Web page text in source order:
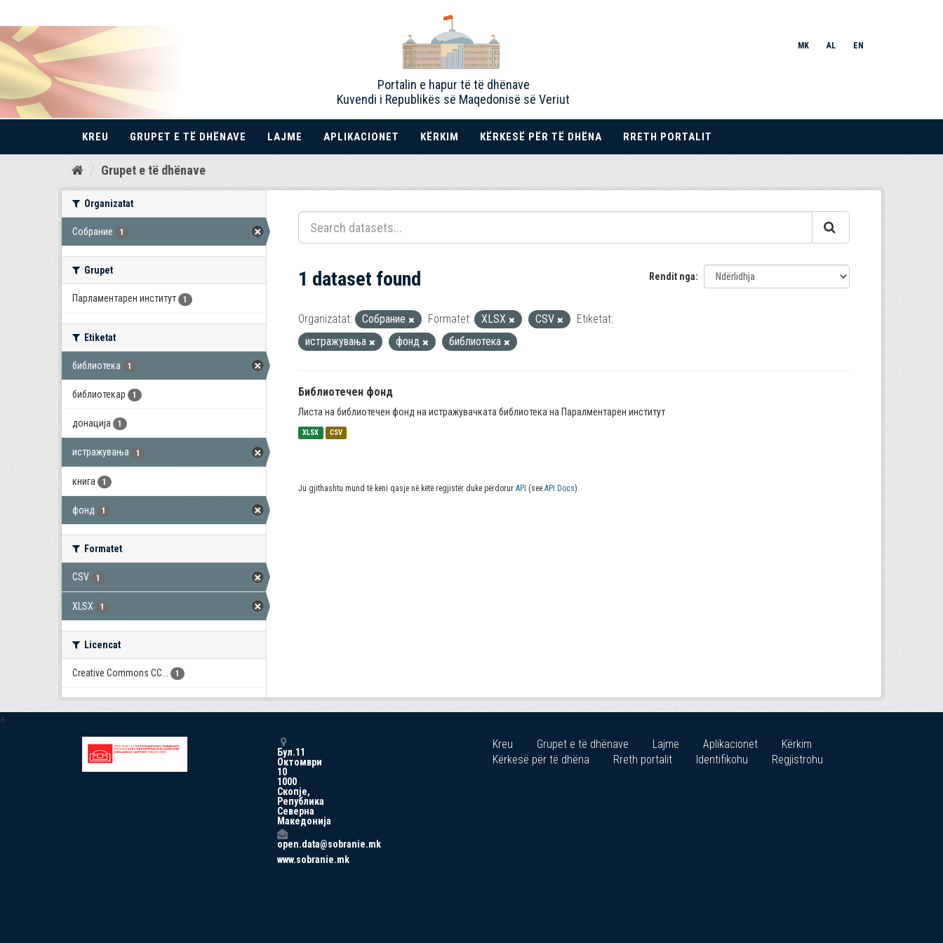
Kalo
Portalin e hapur të të dhënave
Kuvendi i Republikës së Maqedonisë së Veriut
MK AL EN
KREU GRUPET E TË DHËNAVE LAJME APLIKACIONET KËRKIM KËRKESË PËR TË DHËNA RRETH PORTALIT
Grupet e të dhënave
Organizatat
Собрание 1
Grupet
Парламентарен институт 1
Etiketat
библиотека 1
библиотекар 1
донација 1
истражувања 1
книга 1
фонд 1
Formatet
CSV 1
XLSX 1
Licencat
Creative Commons CC... 1
Rendit nga
1 dataset found
Organizatat: Собрание Formatet: XLSX CSV
Etiketat:
истражувања
фонд библиотека
Библиотечен фонд
Листа на библиотечен фонд на истражувачката библиотека на Паралментарен институт
XLSX CSV
Ju gjithashtu mund të keni qasje në këtë regjistër duke përdorur API (see API Docs).
a
Бул.11
Октомври
10
1000
Скопје,
Република
Северна
Македонија
open.data@sobranie.mk
www.sobranie.mk
Kreu Grupet e të dhënave Lajme Aplikacionet
Kërkim
Kërkesë për të dhëna
Rreth portalit Identifikohu Regjistrohu